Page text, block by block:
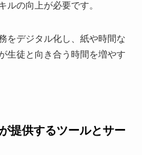
ルの向上が必要です。
をデジタル化し、紙や時間な
生徒と向き合う時間を増やす
供するツールとサー